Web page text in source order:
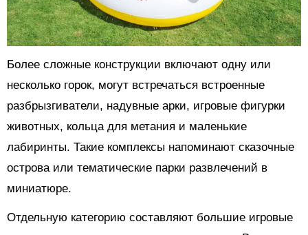
Более сложные конструкции включают одну или
несколько горок, могут встречаться встроенные
разбрызгиватели, надувные арки, игровые фигурки
животных, кольца для метания и маленькие
лабиринты. Такие комплексы напоминают сказочные
острова или тематические парки развлечений в
миниатюре.
Отдельную категорию составляют большие игровые